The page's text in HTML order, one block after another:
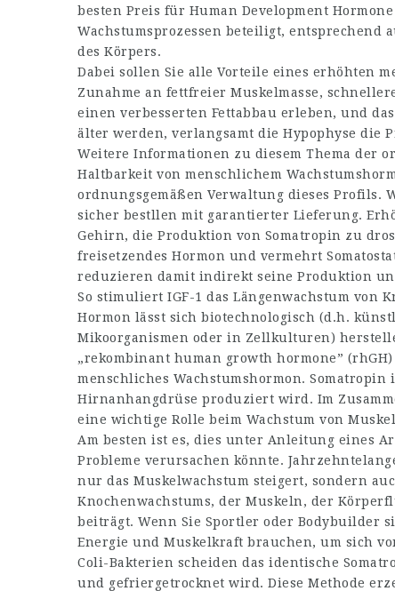
besten Preis für Human Development
Wachstumsprozessen beteiligt, entsprechend
des Körpers.
Dabei sollen Sie alle Vorteile eines erhöhten
Zunahme an fettfreier Muskelmasse,
einen verbesserten Fettabbau erleben, und
älter werden, verlangsamt die Hypophyse die
Weitere Informationen zu diesem Thema der
Haltbarkeit von menschlichem
ordnungsgemäßen Verwaltung dieses Profils.
sicher bestllen mit garantierter Lieferung.
Gehirn, die Produktion von Somatropin zu
freisetzendes Hormon und vermehrt
reduzieren damit indirekt seine Produktion
So stimuliert IGF-1 das Längenwachstum von
Hormon lässt sich biotechnologisch (d.h.
Mikoorganismen oder in Zellkulturen)
„rekombinant human growth hormone”
menschliches Wachstumshormon.
Hirnanhangdrüse produziert wird. Im
eine wichtige Rolle beim Wachstum von
Am besten ist es, dies unter Anleitung eines
Probleme verursachen könnte.
nur das Muskelwachstum steigert, sondern
Knochenwachstums, der Muskeln, der
beiträgt. Wenn Sie Sportler oder Bodybuilder
Energie und Muskelkraft brauchen, um sich
Coli-Bakterien scheiden das identische
und gefriergetrocknet wird. Diese Methode